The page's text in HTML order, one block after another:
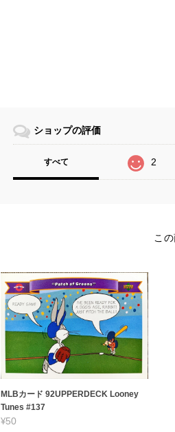
ショップの評価
すべて 2
こ
MLBカード 92UPPERDECK Looney
Tunes #137
¥50